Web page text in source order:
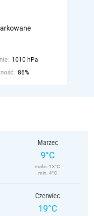
1010 hPa
86%
Marzec
9°C
maks. 13°C
min. 4°C
Czerwiec
19°C